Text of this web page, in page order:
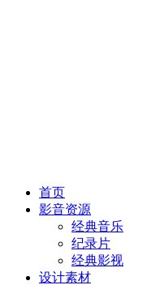
首页
影音资源
经典音乐
纪录片
经典影视
设计素材